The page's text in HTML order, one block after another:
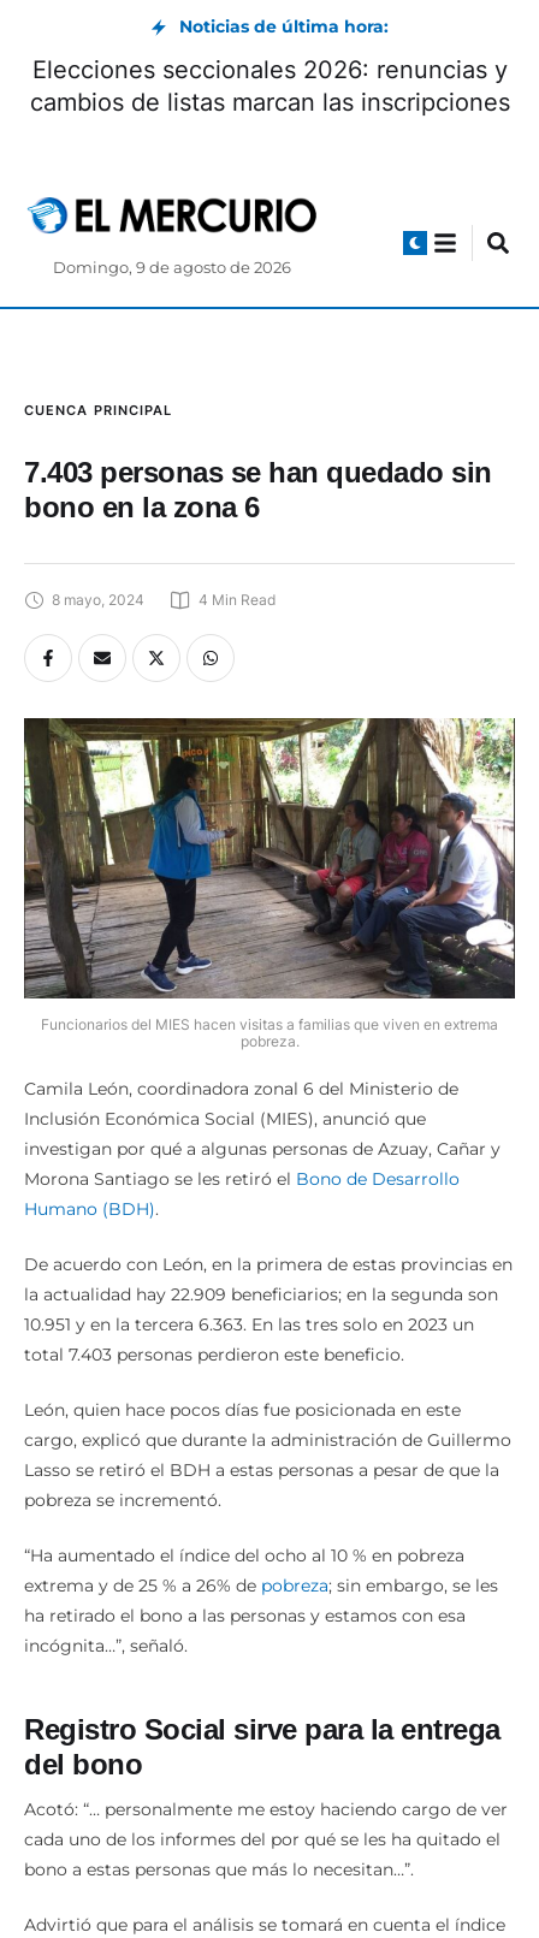
Noticias de última hora:
Elecciones seccionales 2026: renuncias y
cambios de listas marcan las inscripciones
Domingo, 9 de agosto de 2026
CUENCA PRINCIPAL
7.403 personas se han quedado sin
bono en la zona 6
8 mayo, 2024 4 Min Read
Funcionarios del MIES hacen visitas a familias que viven en extrema
pobreza.
Camila León, coordinadora zonal 6 del Ministerio de
Inclusión Económica Social (MIES), anunció que
investigan por qué a algunas personas de Azuay, Cañar y
Morona Santiago se les retiró el Bono de Desarrollo
Humano (BDH).
De acuerdo con León, en la primera de estas provincias en
la actualidad hay 22.909 beneficiarios; en la segunda son
10.951 y en la tercera 6.363. En las tres solo en 2023 un
total 7.403 personas perdieron este beneficio.
León, quien hace pocos días fue posicionada en este
cargo, explicó que durante la administración de Guillermo
Lasso se retiró el BDH a estas personas a pesar de que la
pobreza se incrementó.
“Ha aumentado el índice del ocho al 10 % en pobreza
extrema y de 25 % a 26% de pobreza; sin embargo, se les
ha retirado el bono a las personas y estamos con esa
incógnita…”, señaló.
Registro Social sirve para la entrega
del bono
Acotó: “… personalmente me estoy haciendo cargo de ver
cada uno de los informes del por qué se les ha quitado el
bono a estas personas que más lo necesitan…”.
Advirtió que para el análisis se tomará en cuenta el índice